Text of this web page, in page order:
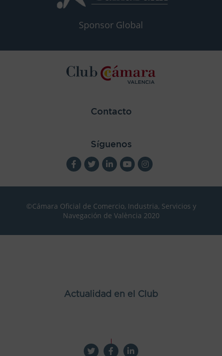
Sponsor Global
Contacto
Síguenos
©Cámara Oficial de Comercio, Industria, Servicios y
Navegación de València 2020
Actualidad en el Club